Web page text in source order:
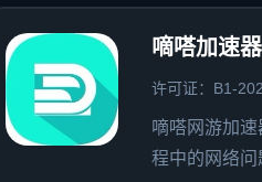
嘀嗒加速器
许可证：B1-
嘀嗒网游加
程中的网络